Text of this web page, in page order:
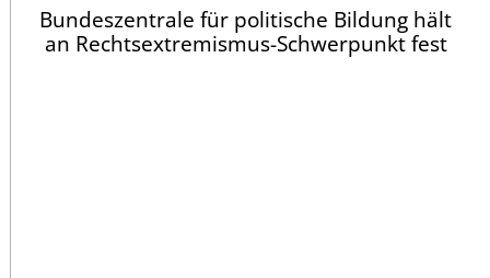
Bundeszentrale für politische Bildung hält
an Rechtsextremismus-Schwerpunkt fest